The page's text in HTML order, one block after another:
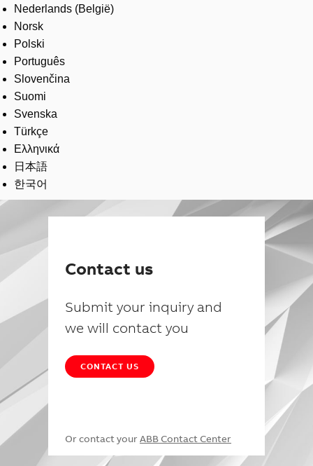
Nederlands (België)
Norsk
Polski
Português
Slovenčina
Suomi
Svenska
Türkçe
Ελληνικά
日本語
한국어
Contact us
Submit your inquiry and
we will contact you
CONTACT US
Or contact your ABB Contact Center